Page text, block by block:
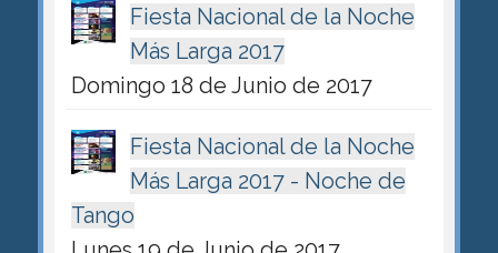
Fiesta Nacional de la Noche
Más Larga 2017
Domingo 18 de Junio de 2017
Fiesta Nacional de la Noche
Más Larga 2017 - Noche de
Tango